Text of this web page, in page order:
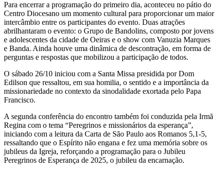
Para encerrar a programação do primeiro dia, aconteceu no pátio do
Centro Diocesano um momento cultural para proporcionar um maior
intercâmbio entre os participantes do evento. Duas atrações
abrilhantaram o evento: o Grupo de Bandolins, composto por jovens
e adolescentes da cidade de Oeiras e o show com Vanuzia Marques
e Banda. Ainda houve uma dinâmica de descontração, em forma de
perguntas e respostas que mobilizou a participação de todos.
O sábado 26/10 iniciou com a Santa Missa presidida por Dom
Edilson que ressaltou, em sua homilia, o sentido e a importância da
missionariedade no contexto da sinodalidade exortada pelo Papa
Francisco.
A segunda conferência do encontro também foi conduzida pela Irmã
Regina com o tema “Peregrinos e missionários da esperança”,
iniciando com a leitura da Carta de São Paulo aos Romanos 5,1-5,
ressaltando que o Espírito não engana e fez uma memória sobre os
jubileus da Igreja, reforçando a programação para o Jubileu
Peregrinos de Esperança de 2025, o jubileu da encarnação.